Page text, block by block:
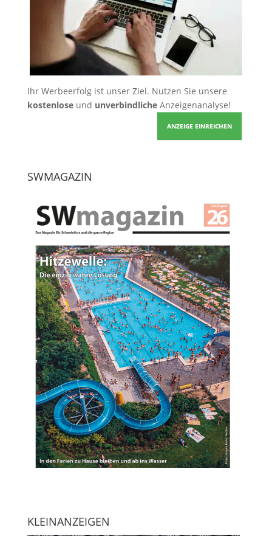
Ihr Werbeerfolg ist unser Ziel. Nutzen Sie unsere
kostenloseund unverbindlicheAnzeigenanalyse!
ANZEIGE EINREICHEN
SWMAGAZIN
KLEINANZEIGEN